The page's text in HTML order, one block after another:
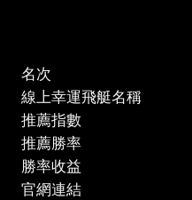
名次
線上幸運飛艇名稱
推薦指數
推薦勝率
勝率收益
官網連結